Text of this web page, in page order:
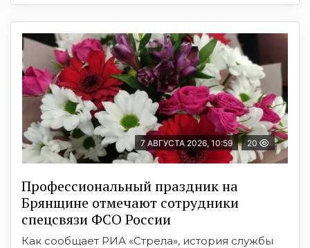
7 АВГУСТА 2026, 10:59 20
Профессиональный праздник на
Брянщине отмечают сотрудники
спецсвязи ФСО России
Как сообщает РИА «Стрела», история службы